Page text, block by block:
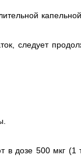
следует
дозе 500 мкг (1